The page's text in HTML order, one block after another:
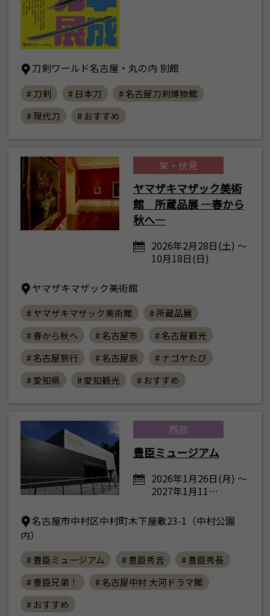
刀剣ワールド名古屋・丸の内 別館
# 刀剣 # 日本刀
# 名古屋刀剣博物館
# 現代刀
# おすすめ
栄・伏見
ヤマザキマザック美術
館 所蔵品展 ―春から
秋へ―
2026年2月28日(土) ～
10月18日(日)
ヤマザキマザック美術館
# ヤマザキマザック美術館
# 所蔵品展
# 春から秋へ
# 名古屋市
# 名古屋観光
# 名古屋旅行
# 名古屋旅
# ナゴヤたび
# 愛知県
# 愛知観光 # おすすめ
西部
豊臣ミュージアム
2026年1月26日(月) ～
2027年1月11…
名古屋市中村区中村町木下屋敷23-1（中村公園
内）
# 豊臣ミュージアム # 豊臣秀吉
# 豊臣秀長
# 豊臣兄弟！
# 名古屋中村 大河ドラマ館
# おすすめ